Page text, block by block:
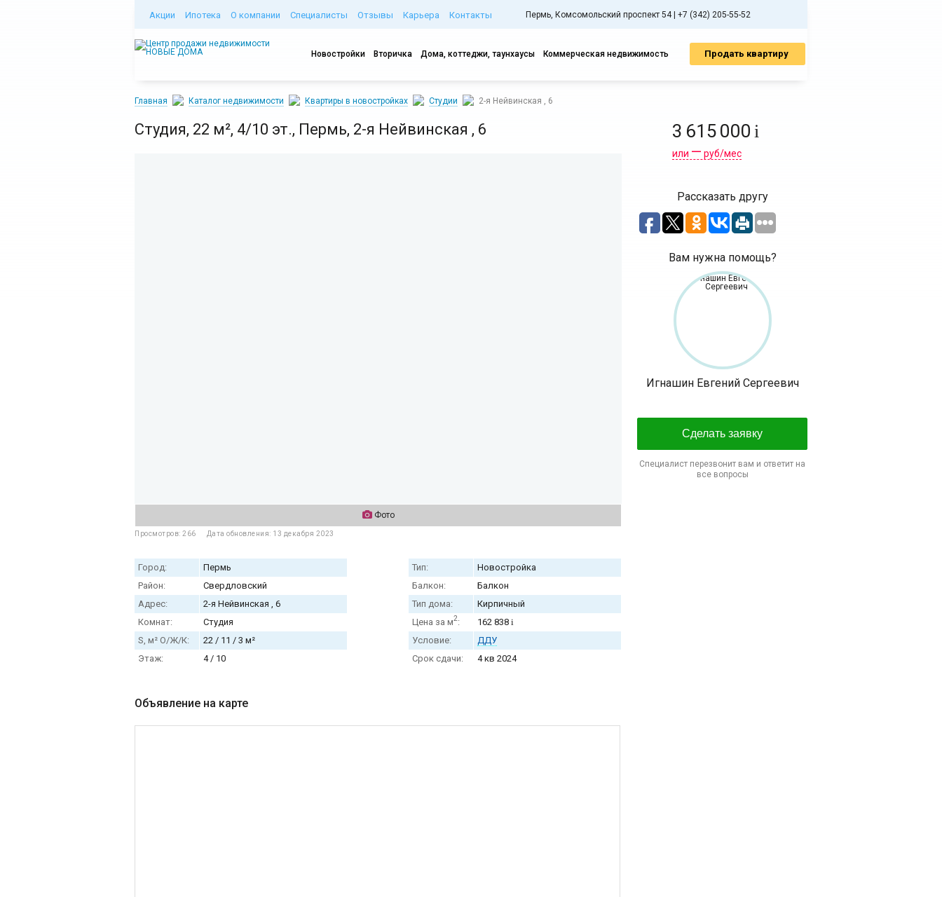
Акции Ипотека О компании Специалисты Отзывы Карьера Контакты Пермь, Комсомольский проспект 54 | +7 (342) 205-55-52
Новостройки Вторичка Дома, коттеджи, таунхаусы Коммерческая недвижимость Продать квартиру
Главная Каталог недвижимости Квартиры в новостройках Студии 2-я Нейвинская , 6
Студия, 22 м², 4/10 эт., Пермь, 2-я Нейвинская , 6 3 615 000 i
Фото
Просмотров: 266 Дата обновления: 13 декабря 2023
Город:
Пермь
Район:
Свердловский
Адрес:
2-я Нейвинская , 6
Комнат:
Студия
S, м² О/Ж/К:
22 / 11 / 3 м²
Этаж:
4 / 10
Тип:
Новостройка
Балкон:
Балкон
Тип дома:
Кирпичный
Цена за м2
: 162 838 i
Условие:
ДДУ
Срок сдачи:
4 кв 2024
Объявление на карте
или — руб/мес
Рассказать другу
Вам нужна помощь?
Игнашин Евгений Сергеевич
Сделать заявку
Специалист перезвонит вам и ответит на
все вопросы